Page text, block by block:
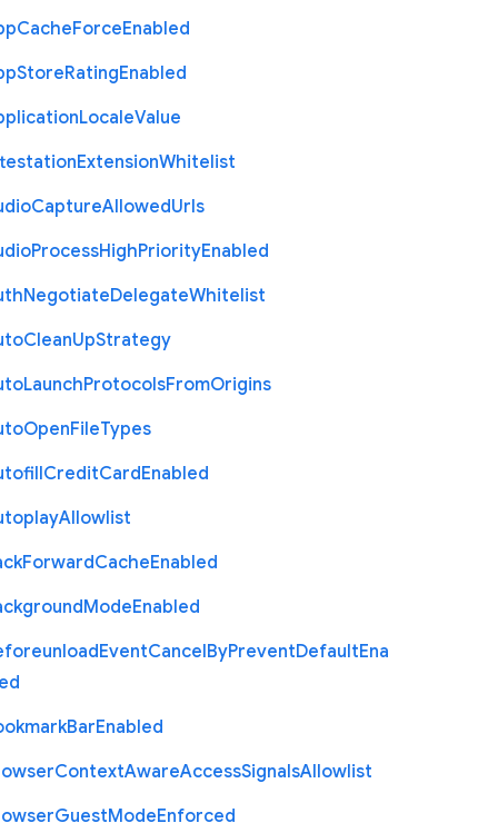
CacheForceEnabled
StoreRatingEnabled
LocaleValue
ExtensionWhitelist
CaptureAllowedUrls
ProcessHighPriorityEnabled
NegotiateDelegateWhitelist
CleanUpStrategy
LaunchProtocolsFromOrigins
OpenFileTypes
CreditCardEnabled
Allowlist
ForwardCacheEnabled
ModeEnabled
EventCancelByPreventDefaultEna
BarEnabled
ContextAwareAccessSignalsAllowlist
GuestModeEnforced